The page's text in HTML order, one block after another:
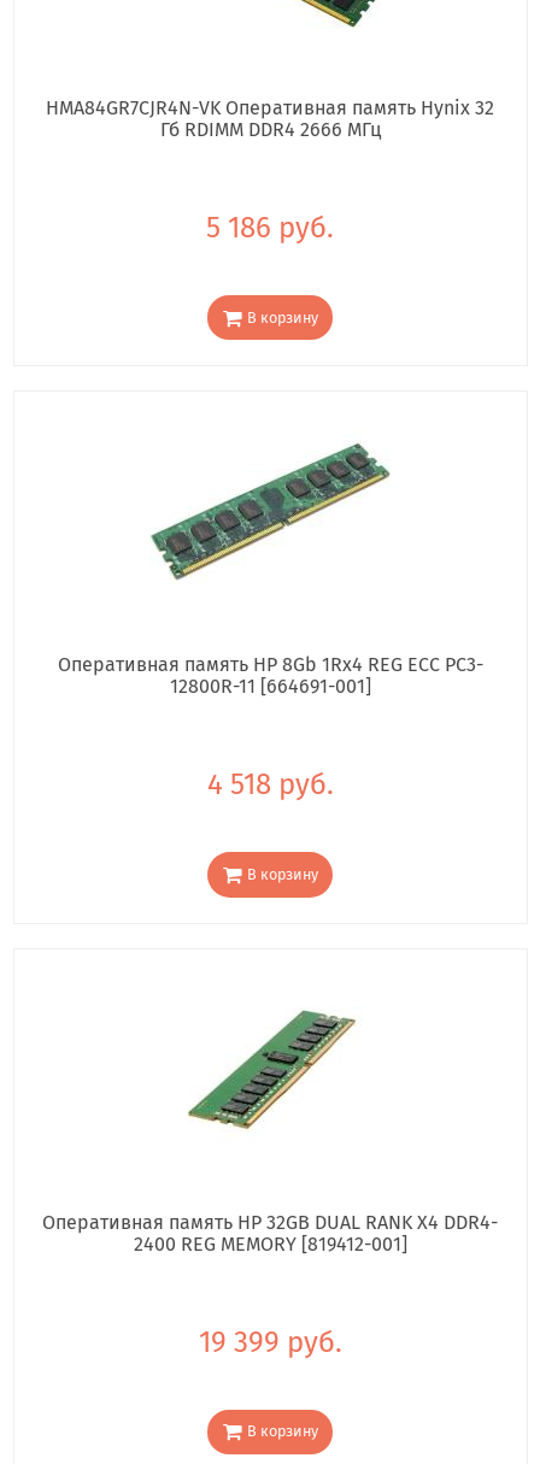
HMA84GR7CJR4N-VK Оперативная память Hynix 32
Гб RDIMM DDR4 2666 МГц
5 186 руб.
В корзину
Оперативная память HP 8Gb 1Rx4 REG ECC PC3-
12800R-11 [664691-001]
4 518 руб.
В корзину
Оперативная память HP 32GB DUAL RANK X4 DDR4-
2400 REG MEMORY [819412-001]
19 399 руб.
В корзину